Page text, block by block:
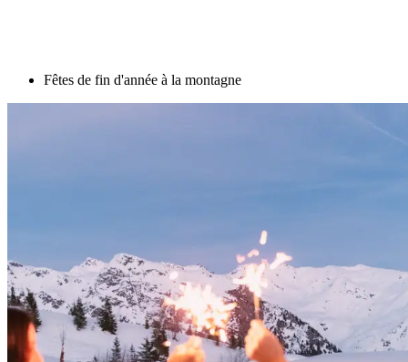
Fêtes de fin d'année à la montagne